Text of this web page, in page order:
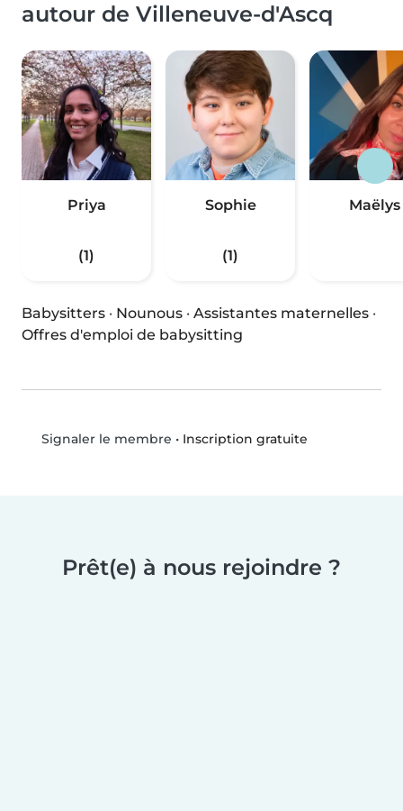
autour de Villeneuve-d'Ascq
Priya
(1)
Sophie
(1)
Maëlys
Babysitters · Nounous · Assistantes maternelles ·
Offres d'emploi de babysitting
Signaler le membre • Inscription gratuite
Prêt(e) à nous rejoindre ?